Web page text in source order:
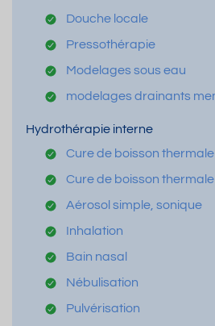
Douche locale
Pressothérapie
Modelages sous eau
modelages drainants
Hydrothérapie interne
Cure de boisson thermale
Cure de boisson thermale
Aérosol simple, sonique
Inhalation
Bain nasal
Nébulisation
Pulvérisation